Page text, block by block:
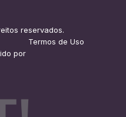
reservados.
Termos de Uso
por